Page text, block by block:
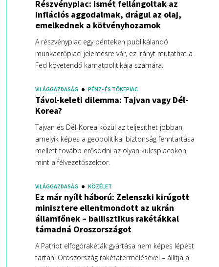
Részvénypiac: ismét fellángoltak az
inflációs aggodalmak, drágul az olaj,
emelkednek a kötvényhozamok
A részvénypiac egy pénteken publikálandó
munkaerőpiaci jelentésre vár, ez irányt mutathat a
Fed követendő kamatpolitikája számára.
VILÁGGAZDASÁG PÉNZ- ÉS TŐKEPIAC
Távol-keleti dilemma: Tajvan vagy Dél-
Korea?
Tajvan és Dél-Korea közül az teljesíthet jobban,
amelyik képes a geopolitikai biztonság fenntartása
mellett tovább erősödni az olyan kulcspiacokon,
mint a félvezetőszektor.
VILÁGGAZDASÁG KÖZÉLET
Ez már nyílt háború: Zelenszki kirúgott
minisztere ellentmondott az ukrán
államfőnek – ballisztikus rakétákkal
támadná Oroszországot
A Patriot elfogórakéták gyártása nem képes lépést
tartani Oroszország rakétatermelésével – állítja a